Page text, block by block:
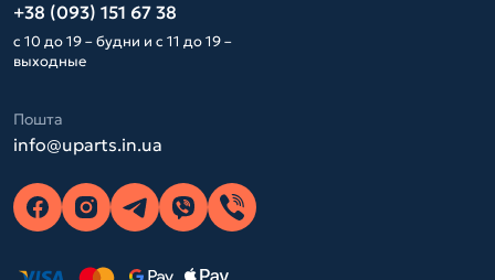
+38 (093) 151 67 38
с 10 до 19 – будни и с 11 до 19 –
выходные
Пошта
info@uparts.in.ua